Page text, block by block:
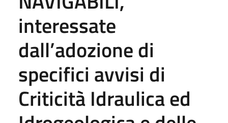
interessate
dall’adozione di
specifici avvisi di
Criticità Idraulica ed